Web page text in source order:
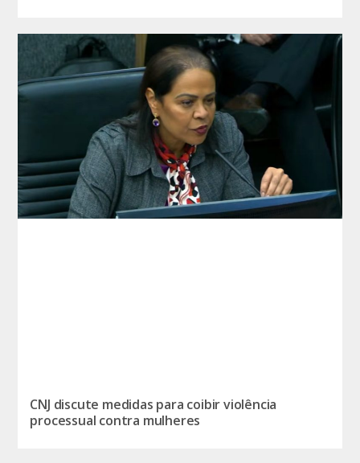
CNJ discute medidas para coibir violência
processual contra mulheres